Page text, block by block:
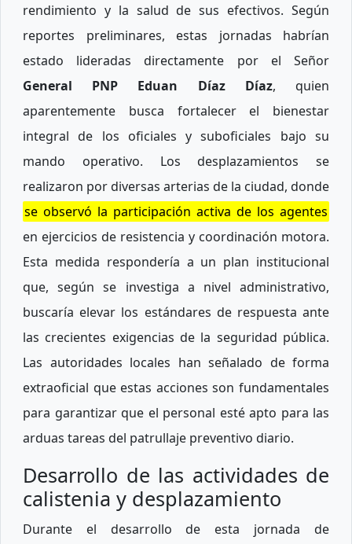
rendimiento y la salud de sus efectivos. Según
reportes preliminares, estas jornadas habrían
estado lideradas directamente por el Señor
General PNP Eduan Díaz Díaz, quien
aparentemente busca fortalecer el bienestar
integral de los oficiales y suboficiales bajo su
mando operativo. Los desplazamientos se
realizaron por diversas arterias de la ciudad, donde
se observó la participación activa de los agentes
en ejercicios de resistencia y coordinación motora.
Esta medida respondería a un plan institucional
que, según se investiga a nivel administrativo,
buscaría elevar los estándares de respuesta ante
las crecientes exigencias de la seguridad pública.
Las autoridades locales han señalado de forma
extraoficial que estas acciones son fundamentales
para garantizar que el personal esté apto para las
arduas tareas del patrullaje preventivo diario.
Desarrollo de las actividades de
calistenia y desplazamiento
Durante el desarrollo de esta jornada de